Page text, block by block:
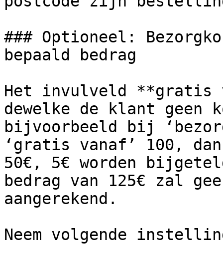
### Optioneel:
bepaald bedrag
Het invulveld **gratis
dewelke de klant geen
bijvoorbeeld bij
‘gratis vanaf’ 100,
50€, 5€ worden
bedrag van 125€ zal
aangerekend.
Neem volgende